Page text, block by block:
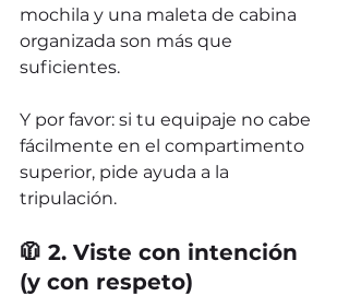
mochila y una maleta de cabina
organizada son más que
suficientes.
Y por favor: si tu equipaje no cabe
fácilmente en el compartimento
superior, pide ayuda a la
tripulación.
🧥 2. Viste con intención
(y con respeto)